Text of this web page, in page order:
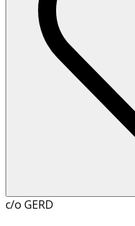
c/o GERD